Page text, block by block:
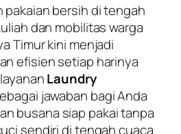
pakaian bersih di tengah
dan mobilitas warga
Timur kini menjadi
efisien setiap harinya
Laundry
jawaban bagi Anda
busana siap pakai tanpa
sendiri di tengah cuaca